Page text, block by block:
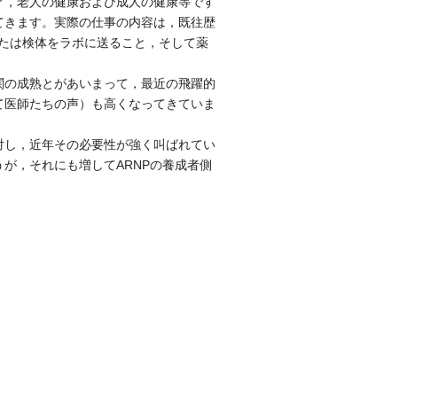
ます。実際の仕事の内容は，既往歴
は検体をラボに送ること，そして薬
成熟とがあいまって，最近の飛躍的
師たちの声）も高くなってきていま
，近年その必要性が強く叫ばれてい
，それにも増してARNPの養成者側